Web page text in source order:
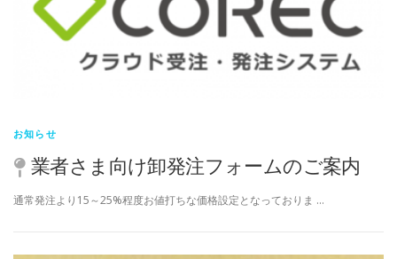
お知らせ
業者さま向け卸発注フォームのご案内
通常発注より15～25%程度お値打ちな価格設定となっておりま …